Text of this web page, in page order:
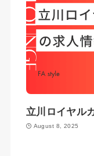
立川ロイヤル
August 8, 2025